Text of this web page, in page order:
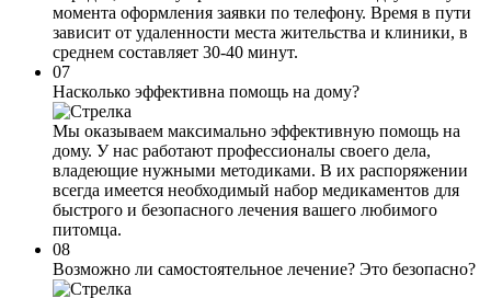
момента оформления заявки по телефону. Время в пути
зависит от удаленности места жительства и клиники, в
среднем составляет 30-40 минут.
07
Насколько эффективна помощь на дому?
Мы оказываем максимально эффективную помощь на
дому. У нас работают профессионалы своего дела,
владеющие нужными методиками. В их распоряжении
всегда имеется необходимый набор медикаментов для
быстрого и безопасного лечения вашего любимого
питомца.
08
Возможно ли самостоятельное лечение? Это безопасно?